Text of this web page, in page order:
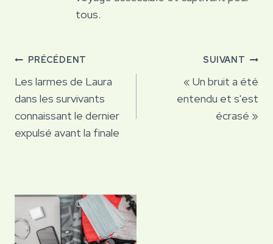
tous.
Navigation
de
l’article
PRÉCÉDENT
Les larmes de Laura
dans les survivants
connaissant le dernier
expulsé avant la finale
SUIVANT
« Un bruit a été
entendu et s'est
écrasé »